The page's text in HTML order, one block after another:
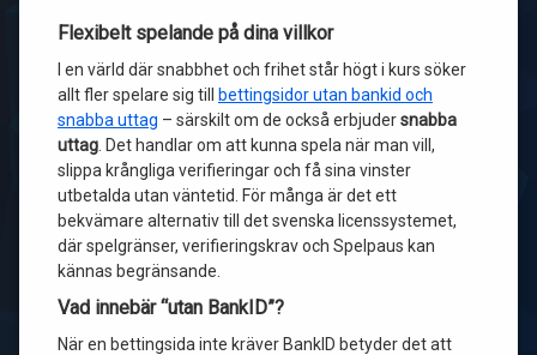
Flexibelt spelande på dina villkor
I en värld där snabbhet och frihet står högt i kurs söker
allt fler spelare sig till
bettingsidor utan bankid och
snabba uttag – särskilt om de också erbjudersnabba
uttag . Det handlar om att kunna spela när man vill,
slippa krångliga verifieringar och få sina vinster
utbetalda utan väntetid. För många är det ett
bekvämare alternativ till det svenska licenssystemet,
där spelgränser, verifieringskrav och Spelpaus kan
kännas begränsande.
Vad innebär “utan BankID”?
När en bettingsida inte kräver BankID betyder det att